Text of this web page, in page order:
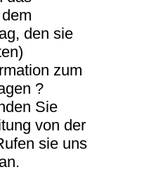
den sie
zum
?
Sie
von der
sie uns